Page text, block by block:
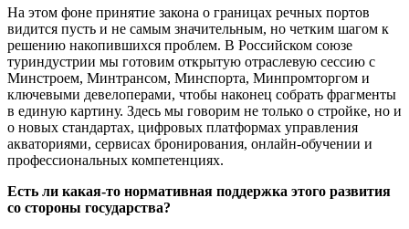
На этом фоне принятие закона о границах речных портов
видится пусть и не самым значительным, но четким шагом к
решению накопившихся проблем. В Российском союзе
туриндустрии мы готовим открытую отраслевую сессию с
Минстроем, Минтрансом, Минспорта, Минпромторгом и
ключевыми девелоперами, чтобы наконец собрать фрагменты
в единую картину. Здесь мы говорим не только о стройке, но и
о новых стандартах, цифровых платформах управления
акваториями, сервисах бронирования, онлайн-обучении и
профессиональных компетенциях.
Есть ли какая-то нормативная поддержка этого развития
со стороны государства?